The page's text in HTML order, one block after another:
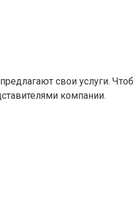
свои услуги.
компании.